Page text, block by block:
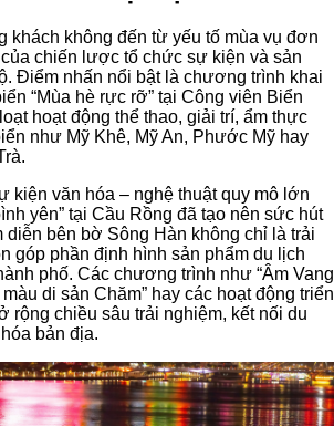
khách không đến từ yếu tố mùa vụ đơn
chiến lược tổ chức sự kiện và sản
Điểm nhấn nổi bật là chương trình khai
“Mùa hè rực rỡ” tại Công viên Biển
hoạt động thể thao, giải trí, ẩm thực
như Mỹ Khê, Mỹ An, Phước Mỹ hay
kiện văn hóa – nghệ thuật quy mô lớn
yên” tại Cầu Rồng đã tạo nên sức hút
diễn bên bờ Sông Hàn không chỉ là trải
góp phần định hình sản phẩm du lịch
phố. Các chương trình như “Âm Vang
màu di sản Chăm” hay các hoạt động triển
rộng chiều sâu trải nghiệm, kết nối du
bản địa.